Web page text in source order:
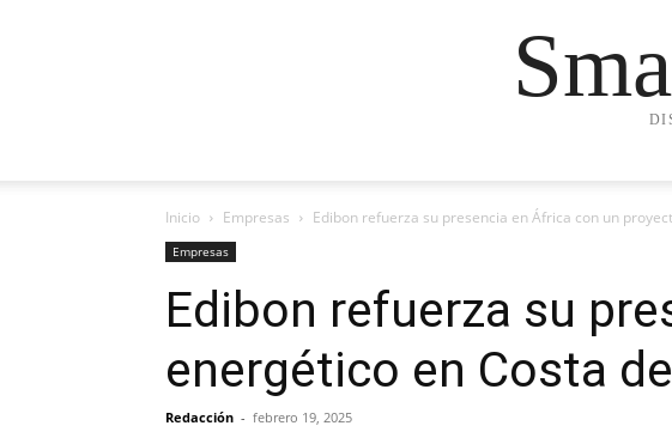
Inicio Empresas Edibon refuerza su presencia en África con un
Empresas
Edibon refuerza su
energético en Costa
Redacción - febrero 19, 2025